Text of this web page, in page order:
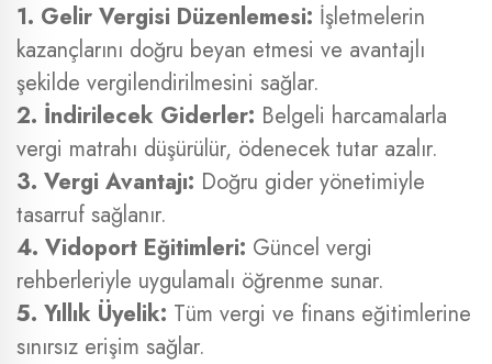
1. Gelir Vergisi Düzenlemesi: İşletmelerin
kazançlarını doğru beyan etmesi ve avantajlı
şekilde vergilendirilmesini sağlar.
2. İndirilecek Giderler: Belgeli harcamalarla
vergi matrahı düşürülür, ödenecek tutar azalır.
3. Vergi Avantajı: Doğru gider yönetimiyle
tasarruf sağlanır.
4. Vidoport Eğitimleri: Güncel vergi
rehberleriyle uygulamalı öğrenme sunar.
5. Yıllık Üyelik: Tüm vergi ve finans eğitimlerine
sınırsız erişim sağlar.